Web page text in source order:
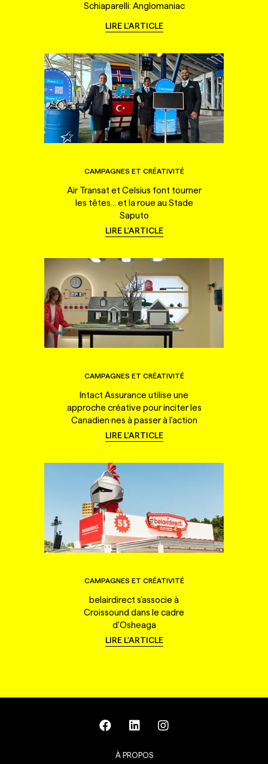
Schiaparelli: Anglomaniac
LIRE L'ARTICLE
CAMPAGNES ET CRÉATIVITÉ
Air Transat et Celsius font tourner
les têtes... et la roue au Stade
Saputo
LIRE L'ARTICLE
CAMPAGNES ET CRÉATIVITÉ
Intact Assurance utilise une
approche créative pour inciter les
Canadien·nes à passer à l'action
LIRE L'ARTICLE
CAMPAGNES ET CRÉATIVITÉ
belairdirect s'associe à
Croissound dans le cadre
d'Osheaga
LIRE L'ARTICLE
À PROPOS